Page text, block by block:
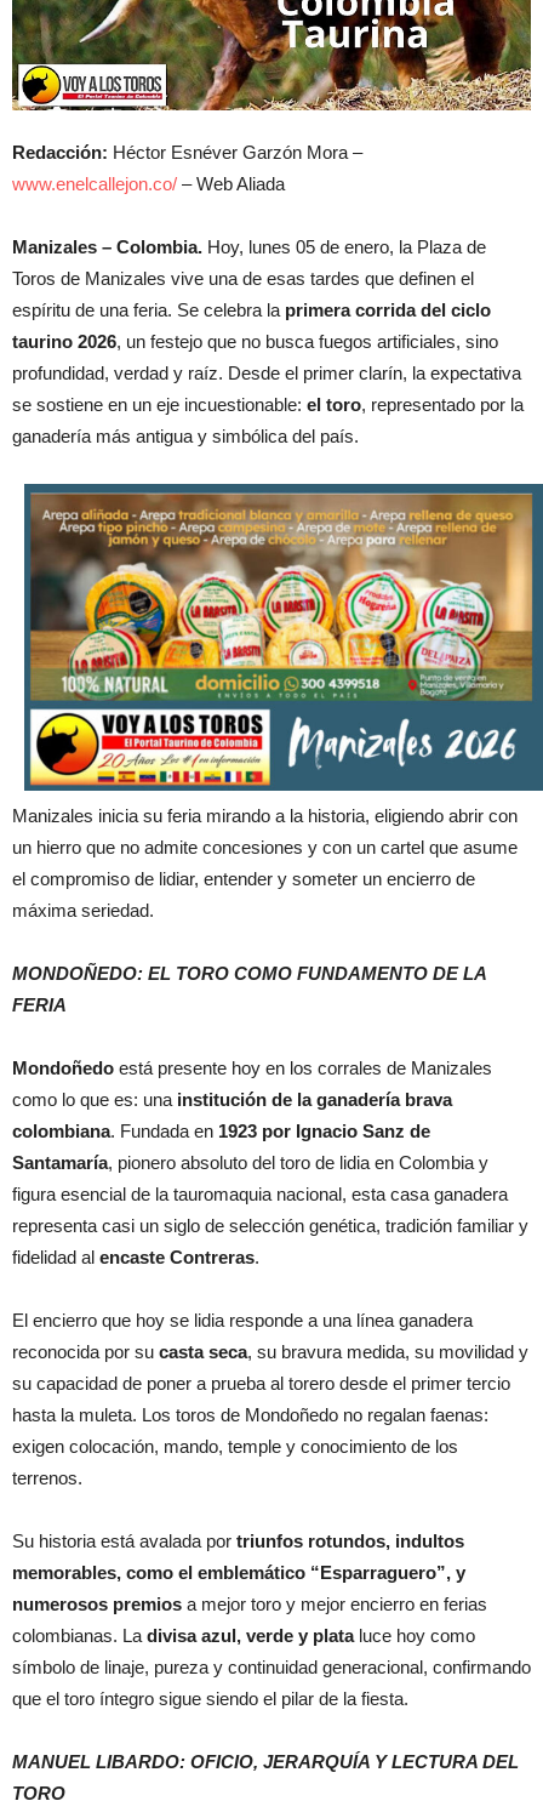
Redacción: Héctor Esnéver Garzón Mora –
www.enelcallejon.co/ – Web Aliada
Manizales – Colombia. Hoy, lunes 05 de enero, la Plaza de
Toros de Manizales vive una de esas tardes que definen el
espíritu de una feria. Se celebra la primera corrida del ciclo
taurino 2026, un festejo que no busca fuegos artificiales, sino
profundidad, verdad y raíz. Desde el primer clarín, la expectativa
se sostiene en un eje incuestionable: el toro, representado por la
ganadería más antigua y simbólica del país.
Manizales inicia su feria mirando a la historia, eligiendo abrir con
un hierro que no admite concesiones y con un cartel que asume
el compromiso de lidiar, entender y someter un encierro de
máxima seriedad.
MONDOÑEDO: EL TORO COMO FUNDAMENTO DE LA
FERIA
Mondoñedo está presente hoy en los corrales de Manizales
como lo que es: una institución de la ganadería brava
colombiana. Fundada en 1923 por Ignacio Sanz de
Santamaría, pionero absoluto del toro de lidia en Colombia y
figura esencial de la tauromaquia nacional, esta casa ganadera
representa casi un siglo de selección genética, tradición familiar y
fidelidad al encaste Contreras.
El encierro que hoy se lidia responde a una línea ganadera
reconocida por su casta seca, su bravura medida, su movilidad y
su capacidad de poner a prueba al torero desde el primer tercio
hasta la muleta. Los toros de Mondoñedo no regalan faenas:
exigen colocación, mando, temple y conocimiento de los
terrenos.
Su historia está avalada por triunfos rotundos, indultos
memorables, como el emblemático “Esparraguero”, y
numerosos premios a mejor toro y mejor encierro en ferias
colombianas. La divisa azul, verde y plataluce hoy como
símbolo de linaje, pureza y continuidad generacional, confirmando
que el toro íntegro sigue siendo el pilar de la fiesta.
MANUEL LIBARDO: OFICIO, JERARQUÍA Y LECTURA DEL
TORO